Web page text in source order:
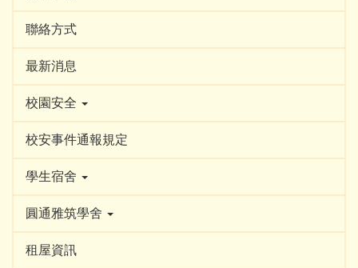
聯絡方式
最新消息
校園安全
校安事件通報規定
學生宿舍
圓通雅筑學舍
租屋資訊